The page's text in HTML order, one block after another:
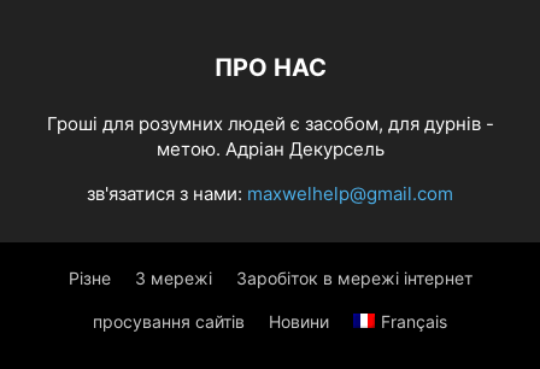
ПРО НАС
Гроші для розумних людей є засобом, для дурнів -
метою. Адріан Декурсель
зв'язатися з нами: maxwelhelp@gmail.com
Різне З мережі Заробіток в мережі інтернет
просування сайтів Новини Français